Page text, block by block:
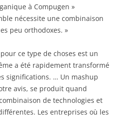
à Compugen »
nécessite une combinaison
peu orthodoxes. »
ce type de choses est un
a été rapidement transformé
significations. … Un mashup
avis, se produit quand
de technologies et
Les entreprises où les